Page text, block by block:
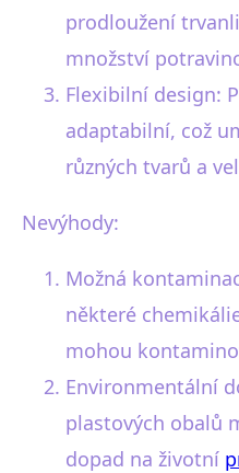
prodloužení
množství
Flexibilní design:
adaptabilní, což
různých tvarů a
Nevýhody:
Možná
některé
mohou
Environmentální
plastových obalů
dopad na životní